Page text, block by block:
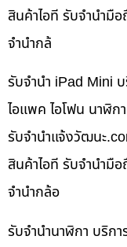
สินค้าไอที รับจำนำมื
จำนำกล้
รับจำนำ iPad Mini
ไอแพค ไอโฟน นาฬิก
รับจํานําแจ้งวัฒนะ
สินค้าไอที รับจำนำมื
จำนำกล้อ
รับจำนำนาฬิกา บริก